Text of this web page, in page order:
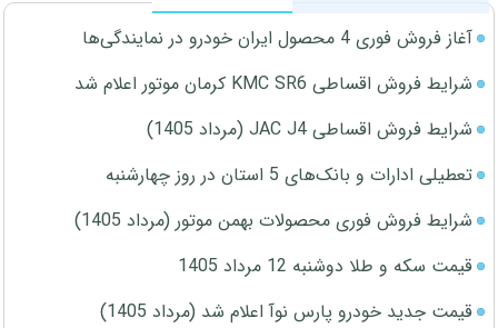
آغاز فروش فوری 4 محصول ایران خودرو در نمایندگی‌ها
شرایط فروش اقساطی KMC SR6 کرمان موتور اعلام شد
شرایط فروش اقساطی JAC J4 (مرداد 1405)
تعطیلی ادارات و بانک‌های 5 استان در روز چهارشنبه
شرایط فروش فوری محصولات بهمن موتور (مرداد 1405)
قیمت سکه و طلا دوشنبه 12 مرداد 1405
قیمت جدید خودرو پارس نوآ اعلام شد (مرداد 1405)